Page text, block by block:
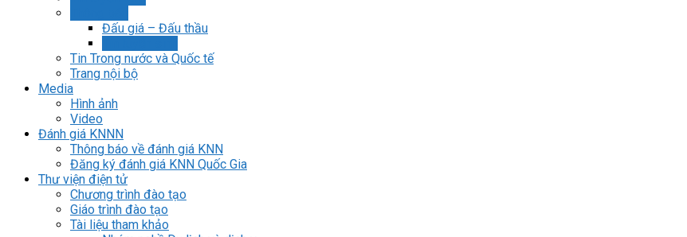
Đấu giá – Đấu thầu
Tin Trong nước và Quốc tế
Trang nội bộ
Media
Hình ảnh
Video
Đánh giá KNNN
Thông báo về đánh giá KNN
Đăng ký đánh giá KNN Quốc Gia
Thư viện điện tử
Chương trình đào tạo
Giáo trình đào tạo
Tài liệu tham khảo